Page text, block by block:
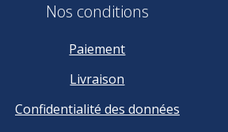
Nos conditions
Paiement
Livraison
Confidentialité des données